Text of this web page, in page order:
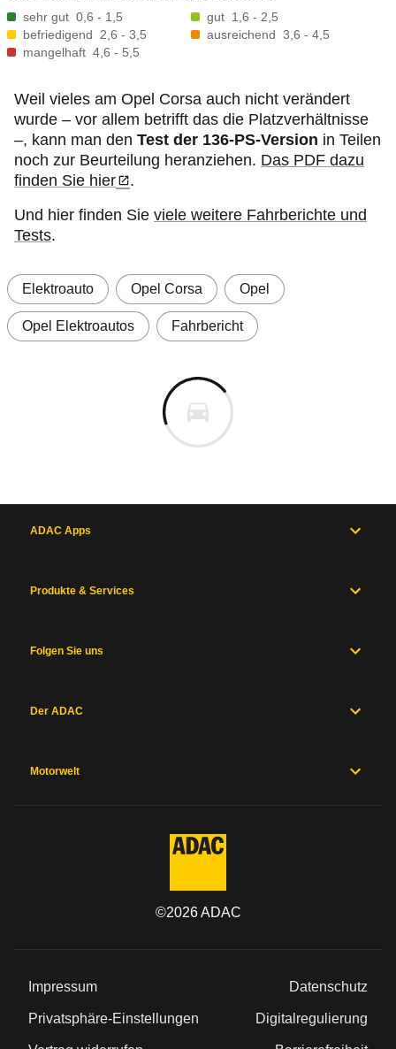
sehr gut 0,6 - 1,5 gut 1,6 - 2,5
befriedigend
2,6 - 3,5 ausreichend 3,6 - 4,5
mangelhaft 4,6 - 5,5
Weil vieles am Opel Corsa auch nicht verändert
wurde – vor allem betrifft das die Platzverhältnisse
–, kann man den Test der 136-PS-Version in Teilen
noch zur Beurteilung heranziehen. Das PDF dazu
finden Sie hier
.
Und hier finden Sie viele weitere Fahrberichte und
Tests.
Elektroauto Opel Corsa Opel
Opel Elektroautos Fahrbericht
ADAC Apps
Produkte & Services
Folgen Sie uns
Der ADAC
Motorwelt
©2026ADAC
Impressum Datenschutz
Privatsphäre-Einstellungen Digitalregulierung